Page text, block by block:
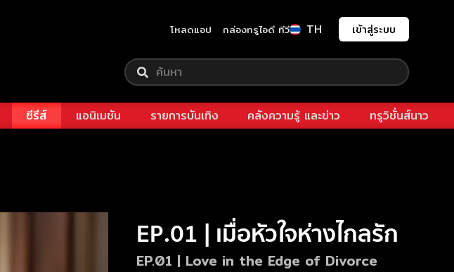
โหลดแอป กล่องทรูไอดี ทีวี TH เข้าสู่ระบบ
ซีรีส์ แอนิเมชัน รายการบันเทิง คลังความรู้ และข่าว ทรูวิชั่นส์นาว
EP.01 | เมื่อหัวใจห่างไกลรัก
EP.01 | Love in the Edge of Divorce